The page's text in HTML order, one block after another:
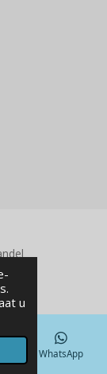
u
WhatsApp